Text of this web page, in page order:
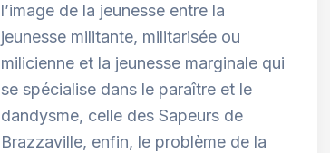
l’image de la jeunesse entre la
jeunesse militante, militarisée ou
milicienne et la jeunesse marginale qui
se spécialise dans le paraître et le
dandysme, celle des Sapeurs de
Brazzaville, enfin, le problème de la